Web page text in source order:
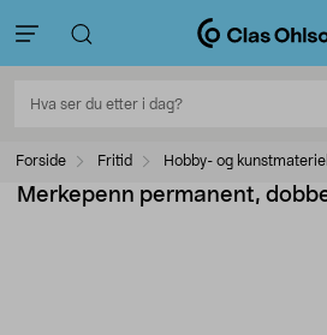
Forside Fritid Hobby- og kunstmateriell
Merkepenn permanent,